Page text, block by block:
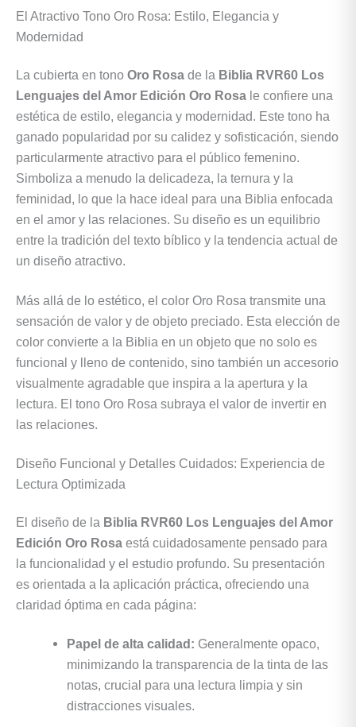
El Atractivo Tono Oro Rosa: Estilo, Elegancia y
Modernidad
La cubierta en tono Oro Rosa de la Biblia RVR60 Los
Lenguajes del Amor Edición Oro Rosa le confiere una
estética de estilo, elegancia y modernidad. Este tono ha
ganado popularidad por su calidez y sofisticación, siendo
particularmente atractivo para el público femenino.
Simboliza a menudo la delicadeza, la ternura y la
feminidad, lo que la hace ideal para una Biblia enfocada
en el amor y las relaciones. Su diseño es un equilibrio
entre la tradición del texto bíblico y la tendencia actual de
un diseño atractivo.
Más allá de lo estético, el color Oro Rosa transmite una
sensación de valor y de objeto preciado. Esta elección de
color convierte a la Biblia en un objeto que no solo es
funcional y lleno de contenido, sino también un accesorio
visualmente agradable que inspira a la apertura y la
lectura. El tono Oro Rosa subraya el valor de invertir en
las relaciones.
Diseño Funcional y Detalles Cuidados: Experiencia de
Lectura Optimizada
El diseño de la Biblia RVR60 Los Lenguajes del Amor
Edición Oro Rosa está cuidadosamente pensado para
la funcionalidad y el estudio profundo. Su presentación
es orientada a la aplicación práctica, ofreciendo una
claridad óptima en cada página:
Papel de alta calidad: Generalmente opaco,
minimizando la transparencia de la tinta de las
notas, crucial para una lectura limpia y sin
distracciones visuales.